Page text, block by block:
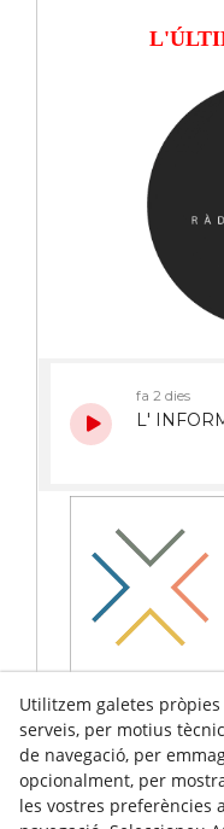
Utilitzem galetes
serveis, per motius
de navegació, per
opcionalment, per
les vostres preferències